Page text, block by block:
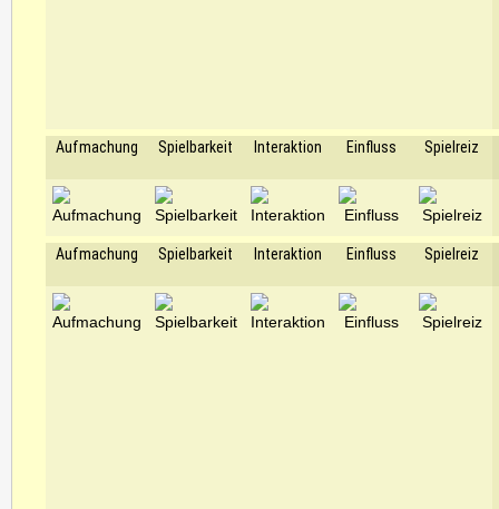
Aufmachung Spielbarkeit Interaktion Einfluss Spielreiz
Aufmachung Spielbarkeit Interaktion Einfluss Spielreiz